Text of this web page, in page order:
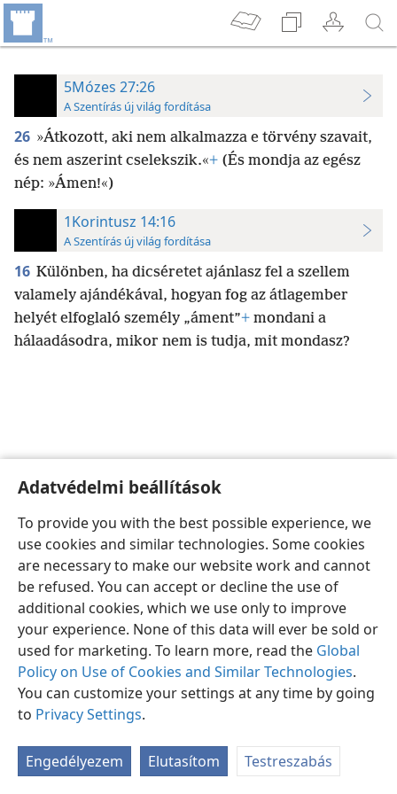
Adatvédelmi beállítások
To provide you with the best possible experience, we
use cookies and similar technologies. Some cookies
are necessary to make our website work and cannot
be refused. You can accept or decline the use of
additional cookies, which we use only to improve
your experience. None of this data will ever be sold or
used for marketing. To learn more, read the Global
Policy on Use of Cookies and Similar Technologies.
You can customize your settings at any time by going
to Privacy Settings.
Engedélyezem Elutasítom Testreszabás
5Mózes 27:26
A Szentírás új világ fordítása
26 »Átkozott, aki nem alkalmazza e törvény szavait,
és nem aszerint cselekszik.«+ (És mondja az egész
nép: »Ámen!«)
1Korintusz 14:16
A Szentírás új világ fordítása
16 Különben, ha dicséretet ajánlasz fel a szellem
valamely ajándékával, hogyan fog az átlagember
helyét elfoglaló személy „áment”+ mondani a
hálaadásodra, mikor nem is tudja, mit mondasz?
Magyar Beállítások
Copyright© 2026 Watch Tower Bible and Tract Society of Pennsylvania
Bizalmas információra vonatkozó szabályok
Adatvédelmi beállítások
JW.ORG Bejelentkezés